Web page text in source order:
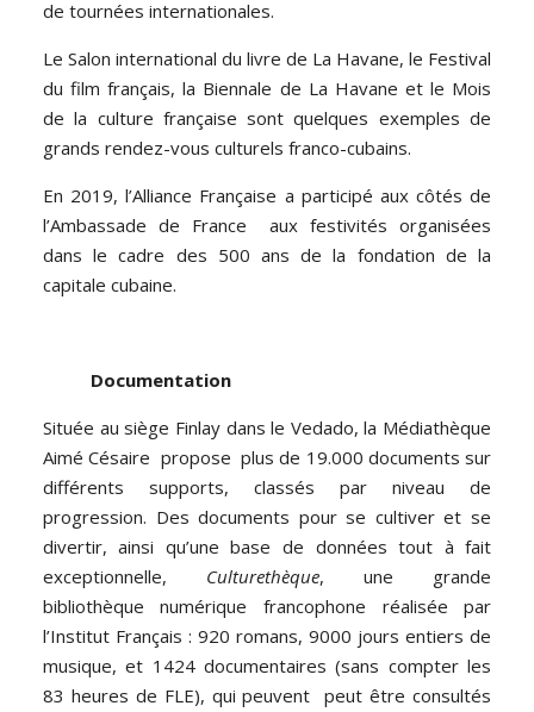
de tournées internationales.
Le Salon international du livre de La Havane, le Festival
du film français, la Biennale de La Havane et le Mois
de la culture française sont quelques exemples de
grands rendez-vous culturels franco-cubains.
En 2019, l’Alliance Française a participé aux côtés de
l’Ambassade de France aux festivités organisées
dans le cadre des 500 ans de la fondation de la
capitale cubaine.
Documentation
Située au siège Finlay dans le Vedado, la Médiathèque
Aimé Césaire propose plus de 19.000 documents sur
différents supports, classés par niveau de
progression. Des documents pour se cultiver et se
divertir, ainsi qu’une base de données tout à fait
exceptionnelle, Culturethèque, une grande
bibliothèque numérique francophone réalisée par
l’Institut Français : 920 romans, 9000 jours entiers de
musique, et 1424 documentaires (sans compter les
83 heures de FLE), qui peuvent peut être consultés